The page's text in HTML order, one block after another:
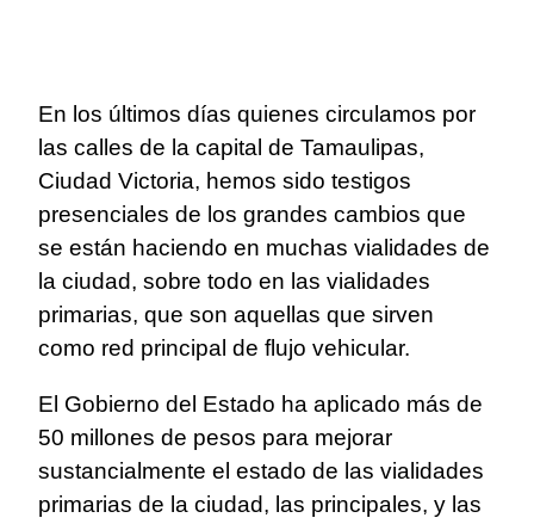
En los últimos días quienes circulamos por
las calles de la capital de Tamaulipas,
Ciudad Victoria, hemos sido testigos
presenciales de los grandes cambios que
se están haciendo en muchas vialidades de
la ciudad, sobre todo en las vialidades
primarias, que son aquellas que sirven
como red principal de flujo vehicular.
El Gobierno del Estado ha aplicado más de
50 millones de pesos para mejorar
sustancialmente el estado de las vialidades
primarias de la ciudad, las principales, y las